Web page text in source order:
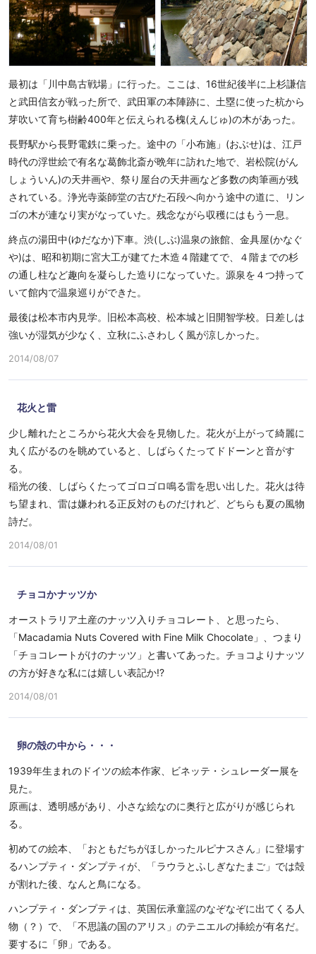
最初は「川中島古戦場」に行った。ここは、16世紀後半に上杉謙信
と武田信玄が戦った所で、武田軍の本陣跡に、土塁に使った杭から
芽吹いて育ち樹齢400年と伝えられる槐(えんじゅ)の木があった。
長野駅から長野電鉄に乗った。途中の「小布施」(おぶせ)は、江戸
時代の浮世絵で有名な葛飾北斎が晩年に訪れた地で、岩松院(がん
しょういん)の天井画や、祭り屋台の天井画など多数の肉筆画が残
されている。浄光寺薬師堂の古びた石段へ向かう途中の道に、リン
ゴの木が連なり実がなっていた。残念ながら収穫にはもう一息。
終点の湯田中(ゆだなか)下車。渋(しぶ)温泉の旅館、金具屋(かなぐ
や)は、昭和初期に宮大工が建てた木造４階建てで、４階までの杉
の通し柱など趣向を凝らした造りになっていた。源泉を４つ持って
いて館内で温泉巡りができた。
最後は松本市内見学。旧松本高校、松本城と旧開智学校。日差しは
強いが湿気が少なく、立秋にふさわしく風が涼しかった。
2014/08/07
花火と雷
少し離れたところから花火大会を見物した。花火が上がって綺麗に
丸く広がるのを眺めていると、しばらくたってドドーンと音がす
る。
稲光の後、しばらくたってゴロゴロ鳴る雷を思い出した。花火は待
ち望まれ、雷は嫌われる正反対のものだけれど、どちらも夏の風物
詩だ。
2014/08/01
チョコかナッツか
オーストラリア土産のナッツ入りチョコレート、と思ったら、
「Macadamia Nuts Covered with Fine Milk Chocolate」、つまり
「チョコレートがけのナッツ」と書いてあった。チョコよりナッツ
の方が好きな私には嬉しい表記か!?
2014/08/01
卵の殻の中から・・・
1939年生まれのドイツの絵本作家、ビネッテ・シュレーダー展を
見た。
原画は、透明感があり、小さな絵なのに奥行と広がりが感じられ
る。
初めての絵本、「おともだちがほしかったルピナスさん」に登場す
るハンプティ・ダンプティが、「ラウラとふしぎなたまご」では殻
が割れた後、なんと鳥になる。
ハンプティ・ダンプティは、英国伝承童謡のなぞなぞに出てくる人
物（？）で、「不思議の国のアリス」のテニエルの挿絵が有名だ。
要するに「卵」である。